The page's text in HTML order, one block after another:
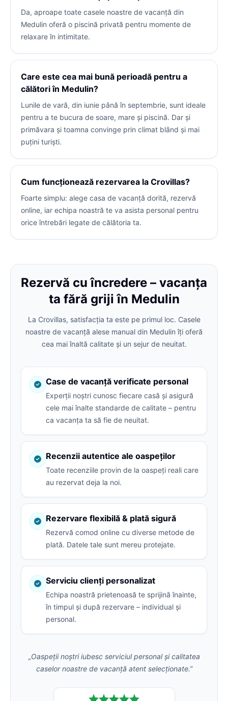
Da, aproape toate casele noastre de vacanță din
Medulin oferă o piscină privată pentru momente de
relaxare în intimitate.
Care este cea mai bună perioadă pentru a
călători în Medulin?
Lunile de vară, din iunie până în septembrie, sunt ideale
pentru a te bucura de soare, mare și piscină. Dar și
primăvara și toamna convinge prin climat blând și mai
puțini turiști.
Cum funcționează rezervarea la Crovillas?
Foarte simplu: alege casa de vacanță dorită, rezervă
online, iar echipa noastră te va asista personal pentru
orice întrebări legate de călătoria ta.
Rezervă cu încredere – vacanța
ta fără griji în Medulin
La Crovillas, satisfacția ta este pe primul loc. Casele
noastre de vacanță alese manual din Medulin îți oferă
cea mai înaltă calitate și un sejur de neuitat.
Case de vacanță verificate personal
Experții noștri cunosc fiecare casă și asigură
cele mai înalte standarde de calitate – pentru
ca vacanța ta să fie de neuitat.
Recenzii autentice ale oaspeților
Toate recenziile provin de la oaspeți reali care
au rezervat deja la noi.
Rezervare flexibilă & plată sigură
Rezervă comod online cu diverse metode de
plată. Datele tale sunt mereu protejate.
Serviciu clienți personalizat
Echipa noastră prietenoasă te sprijină înainte,
în timpul și după rezervare – individual și
personal.
„Oaspeții noștri iubesc serviciul personal și calitatea
caselor noastre de vacanță atent selecționate.”